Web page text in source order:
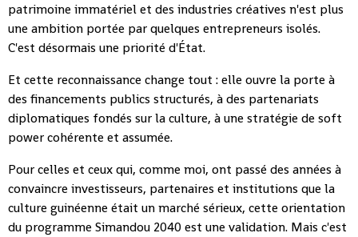
patrimoine immatériel et des industries créatives n'est plus
une ambition portée par quelques entrepreneurs isolés.
C'est désormais une priorité d'État.
Et cette reconnaissance change tout : elle ouvre la porte à
des financements publics structurés, à des partenariats
diplomatiques fondés sur la culture, à une stratégie de soft
power cohérente et assumée.
Pour celles et ceux qui, comme moi, ont passé des années à
convaincre investisseurs, partenaires et institutions que la
culture guinéenne était un marché sérieux, cette orientation
du programme Simandou 2040 est une validation. Mais c'est